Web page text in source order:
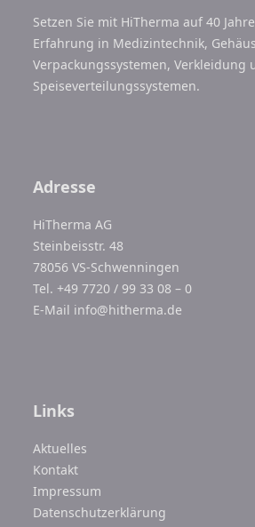
Setzen Sie mit HiTherma auf 40
Erfahrung in Medizintechnik,
Verpackungssystemen, Verkleidung
Speiseverteilungssystemen.
Adresse
HiTherma AG
Steinbeisstr. 48
78056 VS-Schwenningen
Tel. +49 7720 / 99 33 08 – 0
E-Mail info@hitherma.de
Links
Aktuelles
Kontakt
Impressum
Datenschutzerklärung